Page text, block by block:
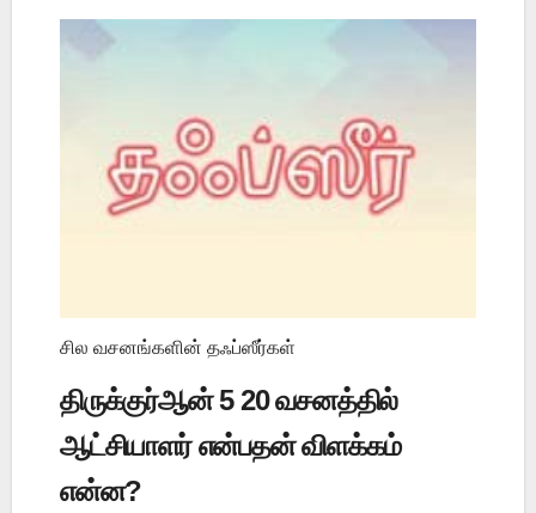
சில வசனங்களின் தஃப்ஸீர்கள்
திருக்குர்ஆன் 5 20 வசனத்தில்
ஆட்சியாளர் என்பதன் விளக்கம்
என்ன?